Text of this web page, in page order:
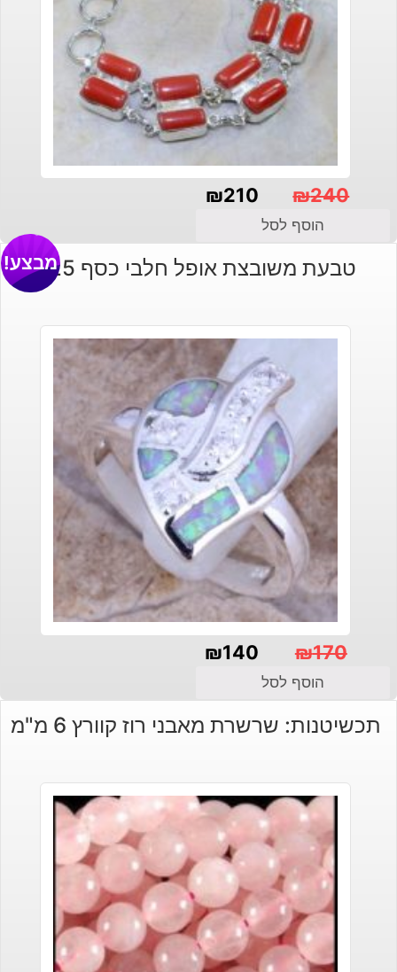
₪240
המקורי
היה:
₪210
הנוכחי
הוא:
הוסף לסל
טבעת משובצת אופל חלבי כסף 925 מבצע!
₪170
המקורי
היה:
₪140
הנוכחי
הוא:
הוסף לסל
תכשיטנות: שרשרת מאבני רוז קוורץ 6 מ"מ